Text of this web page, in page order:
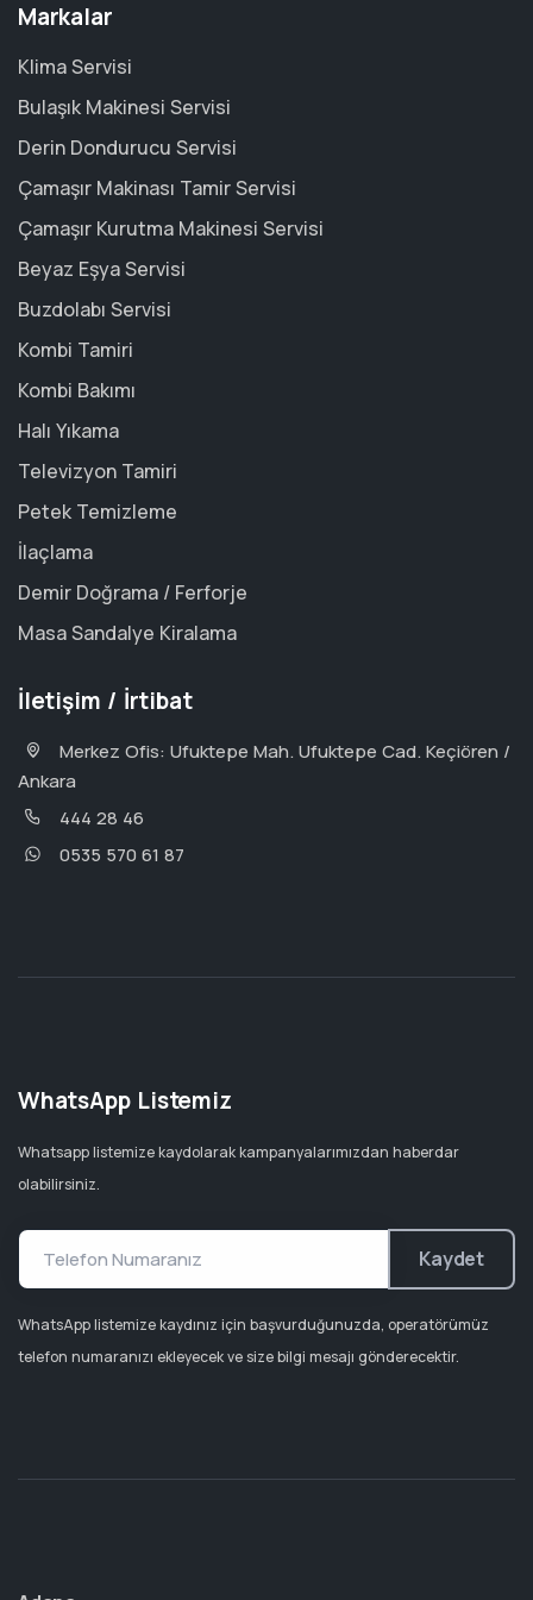
Markalar
Klima Servisi
Bulaşık Makinesi Servisi
Derin Dondurucu Servisi
Çamaşır Makinası Tamir Servisi
Çamaşır Kurutma Makinesi Servisi
Beyaz Eşya Servisi
Buzdolabı Servisi
Kombi Tamiri
Kombi Bakımı
Halı Yıkama
Televizyon Tamiri
Petek Temizleme
İlaçlama
Demir Doğrama / Ferforje
Masa Sandalye Kiralama
İletişim / İrtibat
Merkez Ofis: Ufuktepe Mah. Ufuktepe Cad. Keçiören /
Ankara
444 28 46
0535 570 61 87
WhatsApp Listemiz
Whatsapp listemize kaydolarak kampanyalarımızdan haberdar
olabilirsiniz.
Kaydet
WhatsApp listemize kaydınız için başvurduğunuzda, operatörümüz
telefon numaranızı ekleyecek ve size bilgi mesajı gönderecektir.